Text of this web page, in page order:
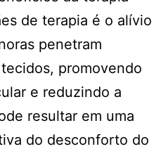
de terapia é o alívio
penetram
promovendo
e reduzindo a
resultar em uma
do desconforto do